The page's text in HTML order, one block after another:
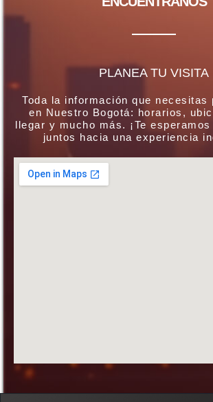
PLANEA TU VISITA
Toda la información que necesitas
en Nuestro Bogotá: horarios,
llegar y mucho más. ¡Te
juntos hacia una experiencia